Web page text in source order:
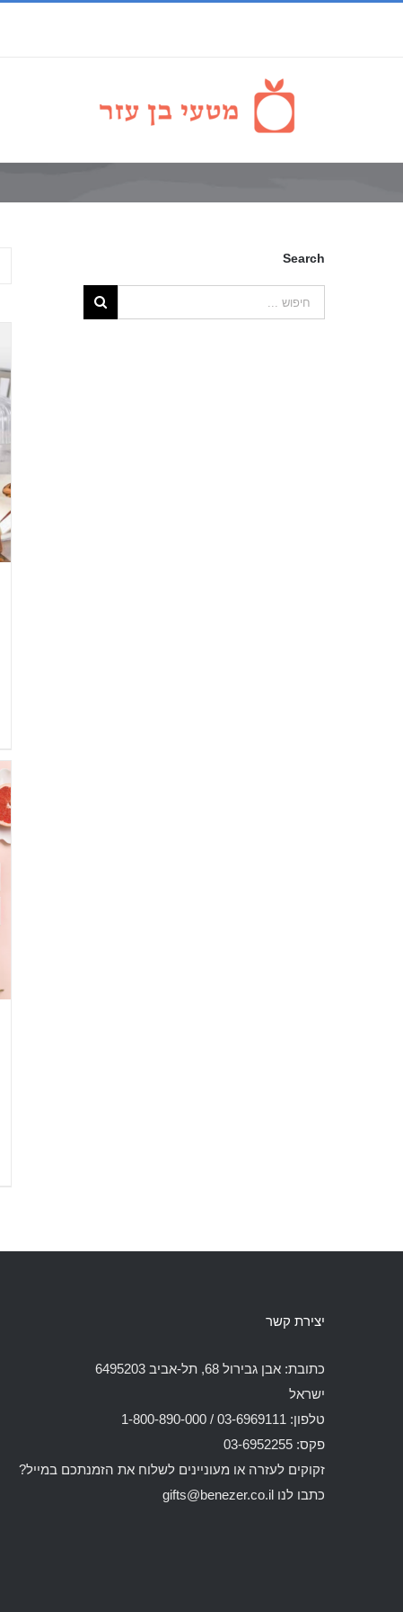
Search
יצירת קשר
כתובת: אבן גבירול 68, תל-אביב 6495203
ישראל
טלפון: 03-6969111 / 1-800-890-000
פקס: 03-6952255
זקוקים לעזרה או מעוניינים לשלוח את הזמנתכם במייל?
כתבו לנו gifts@benezer.co.il